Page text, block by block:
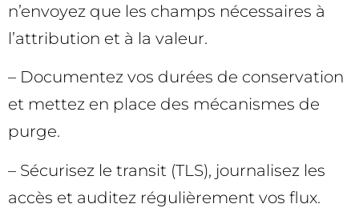
n’envoyez que les champs nécessaires à
l’attribution et à la valeur.
– Documentez vos durées de conservation
et mettez en place des mécanismes de
purge.
– Sécurisez le transit (TLS), journalisez les
accès et auditez régulièrement vos flux.